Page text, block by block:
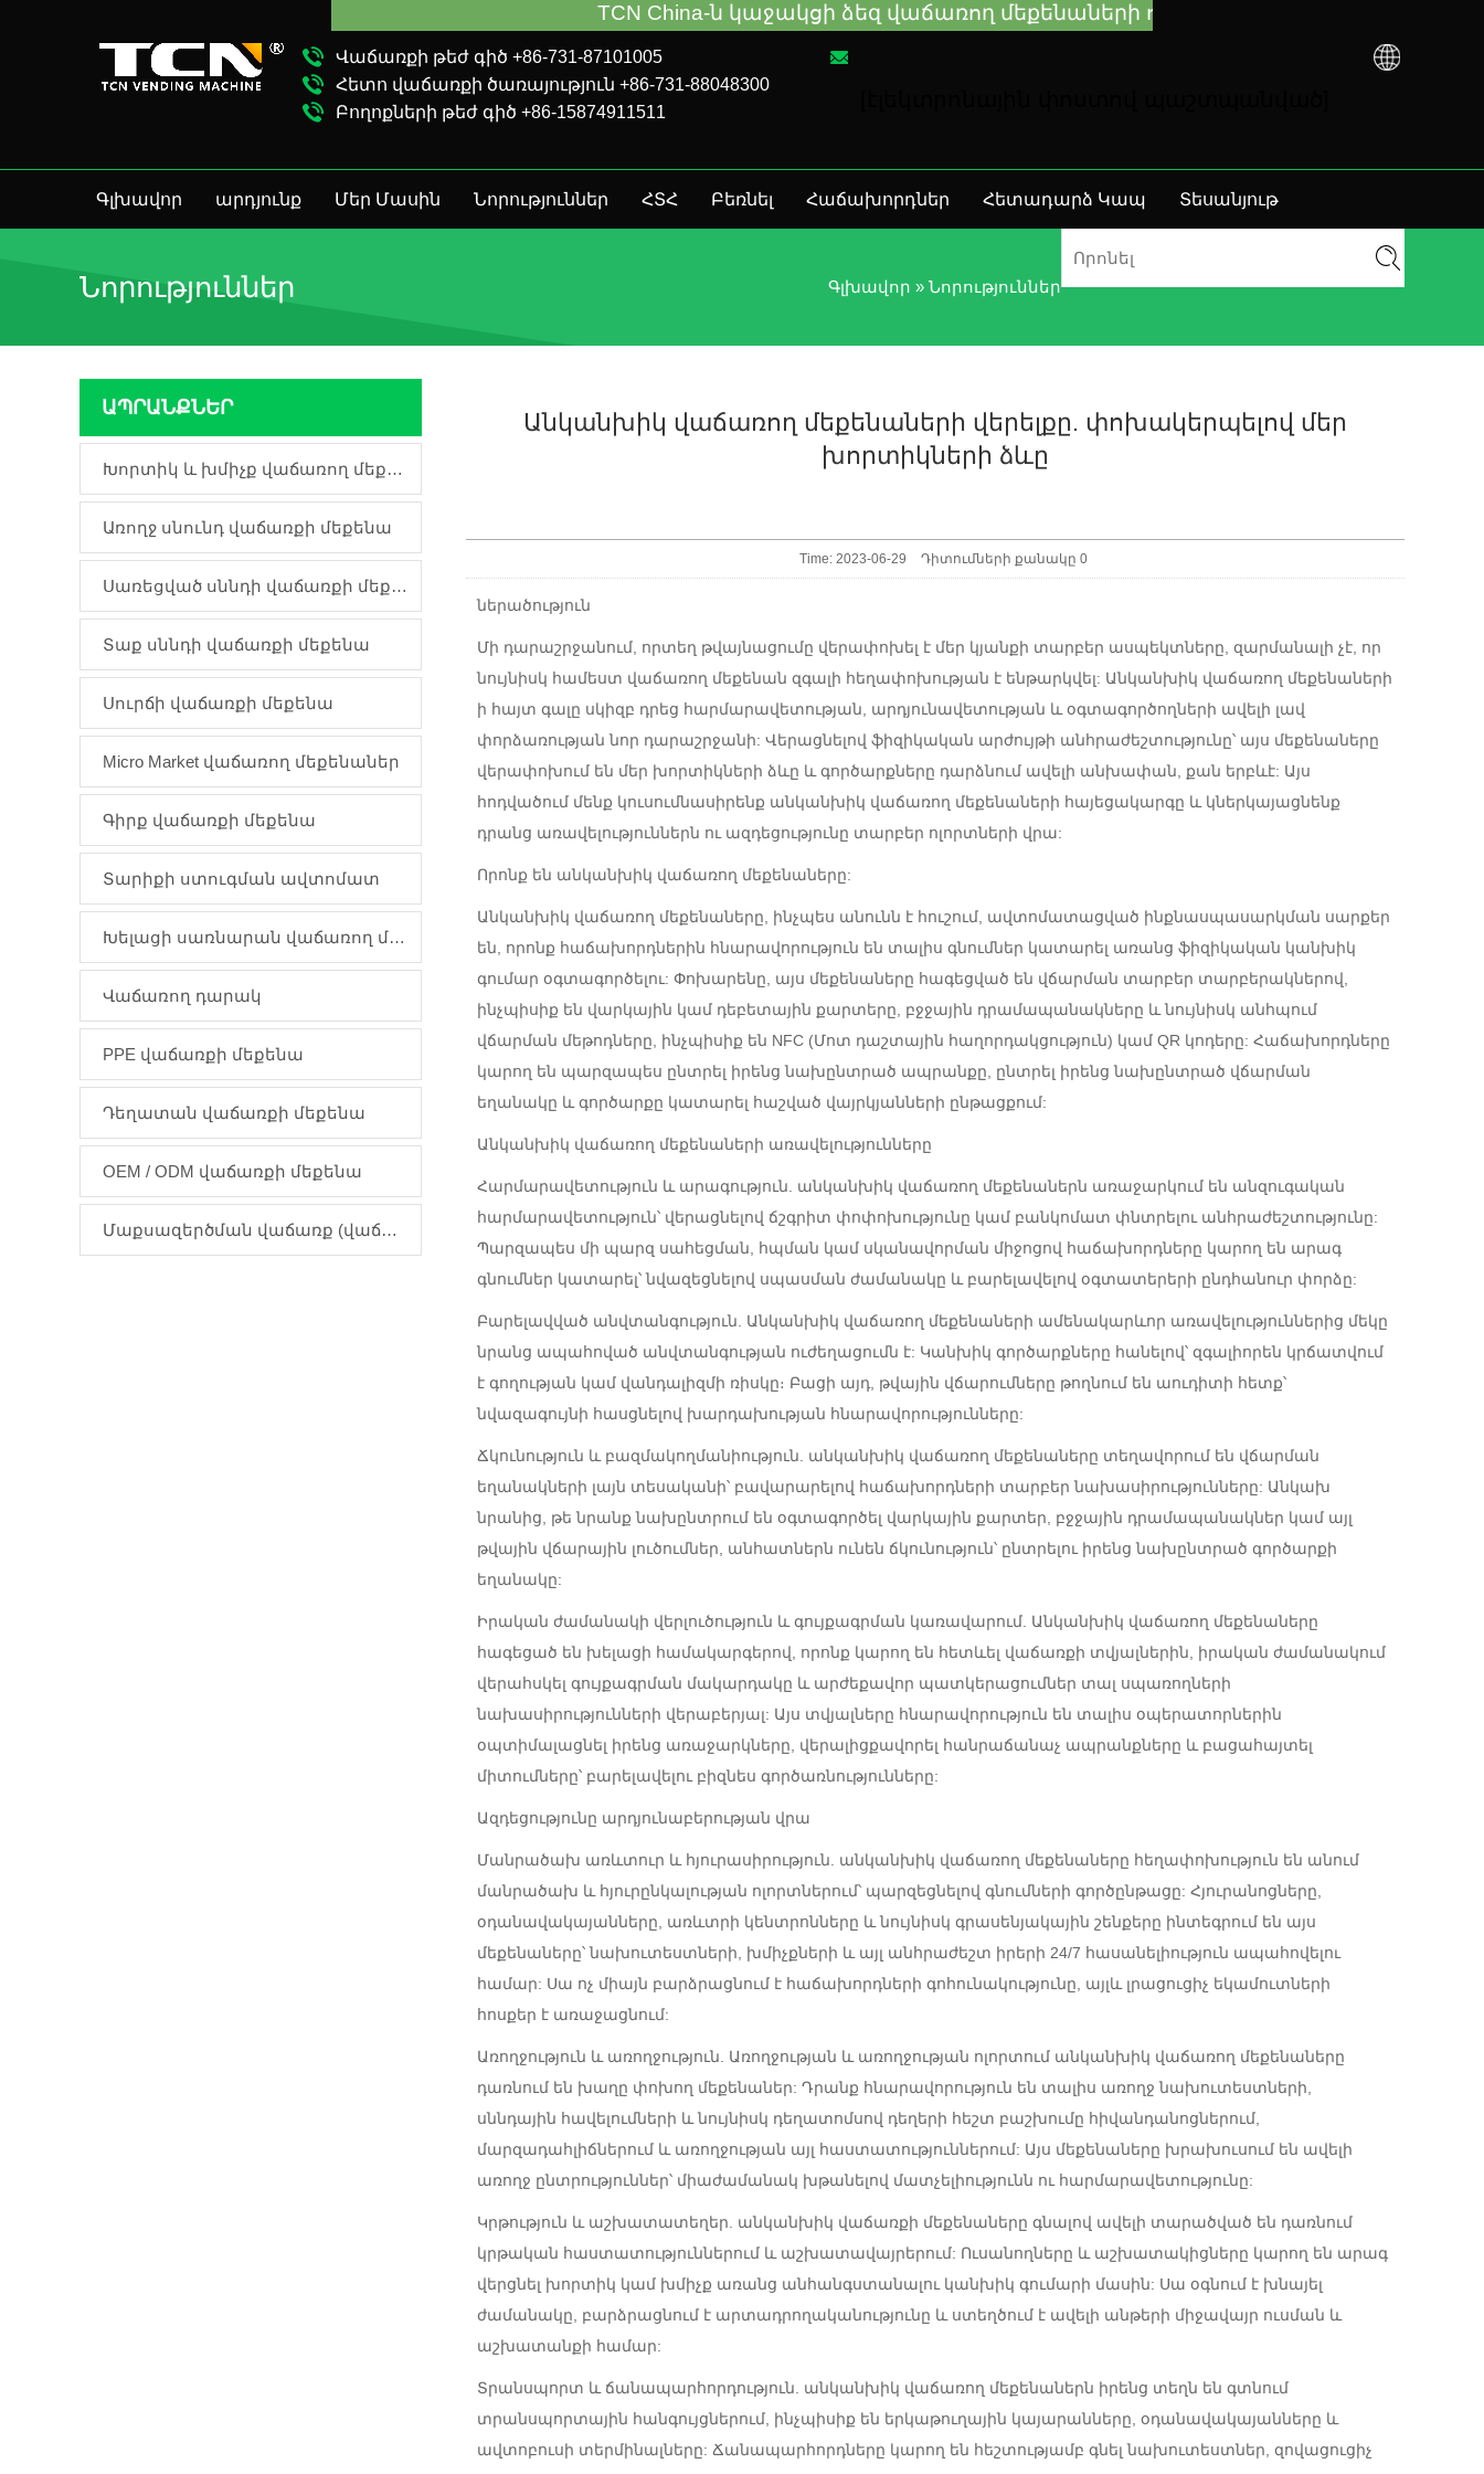
Վաճառքի թեժ գիծ +86-731-87101005
Հետո վաճառքի ծառայություն +86-731-88048300
Բողոքների թեժ գիծ +86-15874911511
Գլխավոր արդյունք Մեր Մասին Նորություններ ՀՏՀ Բեռնել Հաճախորդներ Հետադարձ Կապ Տեսանյութ
Նորություններ Գլխավոր » Նորություններ
Անկանխիկ վաճառող մեքենաների վերելքը. փոխակերպելով մեր
խորտիկների ձևը
Time: 2023-06-29 Դիտումների քանակը 0
ներածություն
Մի դարաշրջանում, որտեղ թվայնացումը վերափոխել է մեր կյանքի տարբեր ասպեկտները, զարմանալի չէ, որ
նույնիսկ համեստ վաճառող մեքենան զգալի հեղափոխության է ենթարկվել: Անկանխիկ վաճառող մեքենաների
ի հայտ գալը սկիզբ դրեց հարմարավետության, արդյունավետության և օգտագործողների ավելի լավ
փորձառության նոր դարաշրջանի: Վերացնելով ֆիզիկական արժույթի անհրաժեշտությունը՝ այս մեքենաները
վերափոխում են մեր խորտիկների ձևը և գործարքները դարձնում ավելի անխափան, քան երբևէ: Այս
հոդվածում մենք կուսումնասիրենք անկանխիկ վաճառող մեքենաների հայեցակարգը և կներկայացնենք
դրանց առավելություններն ու ազդեցությունը տարբեր ոլորտների վրա:
Որոնք են անկանխիկ վաճառող մեքենաները:
Անկանխիկ վաճառող մեքենաները, ինչպես անունն է հուշում, ավտոմատացված ինքնասպասարկման սարքեր
են, որոնք հաճախորդներին հնարավորություն են տալիս գնումներ կատարել առանց ֆիզիկական կանխիկ
գումար օգտագործելու: Փոխարենը, այս մեքենաները հագեցված են վճարման տարբեր տարբերակներով,
ինչպիսիք են վարկային կամ դեբետային քարտերը, բջջային դրամապանակները և նույնիսկ անհպում
վճարման մեթոդները, ինչպիսիք են NFC (Մոտ դաշտային հաղորդակցություն) կամ QR կոդերը: Հաճախորդները
կարող են պարզապես ընտրել իրենց նախընտրած ապրանքը, ընտրել իրենց նախընտրած վճարման
եղանակը և գործարքը կատարել հաշված վայրկյանների ընթացքում:
Անկանխիկ վաճառող մեքենաների առավելությունները
Հարմարավետություն և արագություն. անկանխիկ վաճառող մեքենաներն առաջարկում են անզուգական
հարմարավետություն՝ վերացնելով ճշգրիտ փոփոխությունը կամ բանկոմատ փնտրելու անհրաժեշտությունը:
Պարզապես մի պարզ սահեցման, հպման կամ սկանավորման միջոցով հաճախորդները կարող են արագ
գնումներ կատարել՝ նվազեցնելով սպասման ժամանակը և բարելավելով օգտատերերի ընդհանուր փորձը:
Բարելավված անվտանգություն. Անկանխիկ վաճառող մեքենաների ամենակարևոր առավելություններից մեկը
նրանց ապահոված անվտանգության ուժեղացումն է: Կանխիկ գործարքները հանելով՝ զգալիորեն կրճատվում
է գողության կամ վանդալիզմի ռիսկը։ Բացի այդ, թվային վճարումները թողնում են աուդիտի հետք՝
նվազագույնի հասցնելով խարդախության հնարավորությունները:
Ճկունություն և բազմակողմանիություն. անկանխիկ վաճառող մեքենաները տեղավորում են վճարման
եղանակների լայն տեսականի՝ բավարարելով հաճախորդների տարբեր նախասիրությունները: Անկախ
նրանից, թե նրանք նախընտրում են օգտագործել վարկային քարտեր, բջջային դրամապանակներ կամ այլ
թվային վճարային լուծումներ, անհատներն ունեն ճկունություն՝ ընտրելու իրենց նախընտրած գործարքի
եղանակը:
Իրական ժամանակի վերլուծություն և գույքագրման կառավարում. Անկանխիկ վաճառող մեքենաները
հագեցած են խելացի համակարգերով, որոնք կարող են հետևել վաճառքի տվյալներին, իրական ժամանակում
վերահսկել գույքագրման մակարդակը և արժեքավոր պատկերացումներ տալ սպառողների
նախասիրությունների վերաբերյալ: Այս տվյալները հնարավորություն են տալիս օպերատորներին
օպտիմալացնել իրենց առաջարկները, վերալիցքավորել հանրաճանաչ ապրանքները և բացահայտել
միտումները՝ բարելավելու բիզնես գործառնությունները:
Ազդեցությունը արդյունաբերության վրա
Մանրածախ առևտուր և հյուրասիրություն. անկանխիկ վաճառող մեքենաները հեղափոխություն են անում
մանրածախ և հյուրընկալության ոլորտներում՝ պարզեցնելով գնումների գործընթացը: Հյուրանոցները,
օդանավակայանները, առևտրի կենտրոնները և նույնիսկ գրասենյակային շենքերը ինտեգրում են այս
մեքենաները՝ նախուտեստների, խմիչքների և այլ անհրաժեշտ իրերի 24/7 հասանելիություն ապահովելու
համար: Սա ոչ միայն բարձրացնում է հաճախորդների գոհունակությունը, այլև լրացուցիչ եկամուտների
հոսքեր է առաջացնում:
Առողջություն և առողջություն. Առողջության և առողջության ոլորտում անկանխիկ վաճառող մեքենաները
դառնում են խաղը փոխող մեքենաներ: Դրանք հնարավորություն են տալիս առողջ նախուտեստների,
սննդային հավելումների և նույնիսկ դեղատոմսով դեղերի հեշտ բաշխումը հիվանդանոցներում,
մարզադահլիճներում և առողջության այլ հաստատություններում: Այս մեքենաները խրախուսում են ավելի
առողջ ընտրություններ՝ միաժամանակ խթանելով մատչելիությունն ու հարմարավետությունը:
Կրթություն և աշխատատեղեր. անկանխիկ վաճառքի մեքենաները գնալով ավելի տարածված են դառնում
կրթական հաստատություններում և աշխատավայրերում: Ուսանողները և աշխատակիցները կարող են արագ
վերցնել խորտիկ կամ խմիչք առանց անհանգստանալու կանխիկ գումարի մասին: Սա օգնում է խնայել
ժամանակը, բարձրացնում է արտադրողականությունը և ստեղծում է ավելի անթերի միջավայր ուսման և
աշխատանքի համար:
Տրանսպորտ և ճանապարհորդություն. անկանխիկ վաճառող մեքենաներն իրենց տեղն են գտնում
տրանսպորտային հանգույցներում, ինչպիսիք են երկաթուղային կայարանները, օդանավակայանները և
ավտոբուսի տերմինալները: Ճանապարհորդները կարող են հեշտությամբ գնել նախուտեստներ, զովացուցիչ
ԱՊՐԱՆՔՆԵՐ
Խորտիկ և խմիչք վաճառող մեքենա
Առողջ սնունդ վաճառքի մեքենա
Սառեցված սննդի վաճառքի մեքենա
Տաք սննդի վաճառքի մեքենա
Սուրճի վաճառքի մեքենա
Micro Market վաճառող մեքենաներ
Գիրք վաճառքի մեքենա
Տարիքի ստուգման ավտոմատ
Խելացի սառնարան վաճառող մեքենա
Վաճառող դարակ
PPE վաճառքի մեքենա
Դեղատան վաճառքի մեքենա
OEM / ODM վաճառքի մեքենա
Մաքսազերծման վաճառք (վաճառվում է միայն Ասիայի տարածաշրջանում)
TCN China-ն կաջակցի ձեզ վաճառող մեքենաների ուղղորդման և